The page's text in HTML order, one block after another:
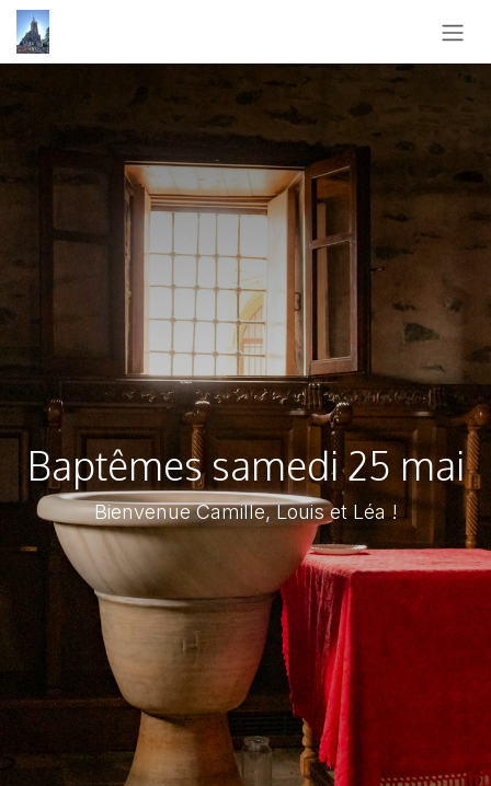
SE RENDRE AU CONTENU
Baptêmes samedi 25 mai
Bienvenue Camille, Louis et Léa !